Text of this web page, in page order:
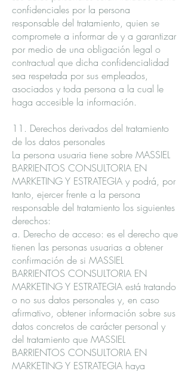
confidenciales por la persona
responsable del tratamiento, quien se
compromete a informar de y a garantizar
por medio de una obligación legal o
contractual que dicha confidencialidad
sea respetada por sus empleados,
asociados y toda persona a la cual le
haga accesible la información.
11. Derechos derivados del tratamiento
de los datos personales
La persona usuaria tiene sobre MASSIEL
BARRIENTOS CONSULTORIA EN
MARKETING Y ESTRATEGIA y podrá, por
tanto, ejercer frente a la persona
responsable del tratamiento los siguientes
derechos:
a. Derecho de acceso: es el derecho que
tienen las personas usuarias a obtener
confirmación de si MASSIEL
BARRIENTOS CONSULTORIA EN
MARKETING Y ESTRATEGIA está tratando
o no sus datos personales y, en caso
afirmativo, obtener información sobre sus
datos concretos de carácter personal y
del tratamiento que MASSIEL
BARRIENTOS CONSULTORIA EN
MARKETING Y ESTRATEGIA haya